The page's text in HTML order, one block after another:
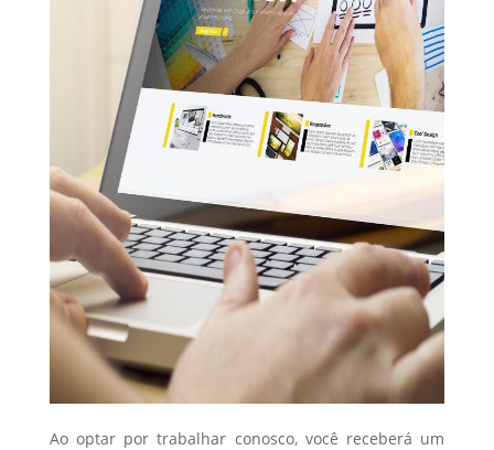
Ao optar por trabalhar conosco, você receberá um